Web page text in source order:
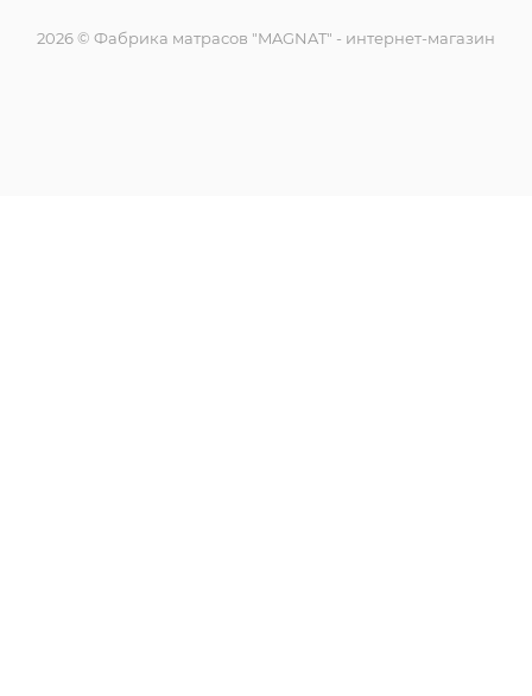
2026 © Фабрика матрасов "MAGNAT" - интернет-магазин